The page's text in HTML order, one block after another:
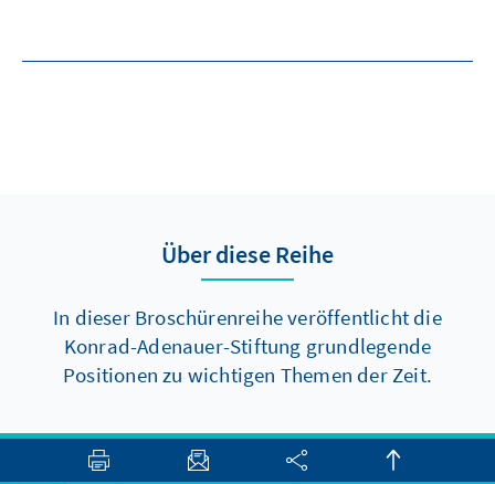
Über diese Reihe
In dieser Broschürenreihe veröffentlicht die
Konrad-Adenauer-Stiftung grundlegende
Positionen zu wichtigen Themen der Zeit.